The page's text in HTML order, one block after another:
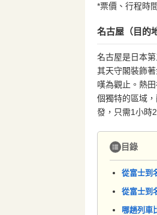
*票價、行程時
名古屋（目的
名古屋是日本
其天守閣裝飾
嘆為觀止。熱
個獨特的區域
發，只需1小時
目錄
從富士到
從富士到
哪趟列車